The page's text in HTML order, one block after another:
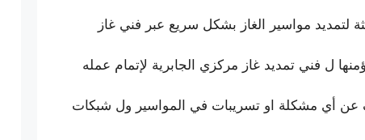
لتمديد مواسير الغاز بشكل سريع عبر فني غاز
ل فني تمديد غاز مركزي الجابرية لإتمام عمله
عن أي مشكلة او تسريبات في المواسير ول شبكات